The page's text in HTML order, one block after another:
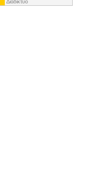
Διαδίκτυο